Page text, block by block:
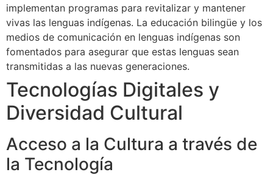
implementan programas para revitalizar y mantener
vivas las lenguas indígenas. La educación bilingüe y los
medios de comunicación en lenguas indígenas son
fomentados para asegurar que estas lenguas sean
transmitidas a las nuevas generaciones.
Tecnologías Digitales y
Diversidad Cultural
Acceso a la Cultura a través de
la Tecnología